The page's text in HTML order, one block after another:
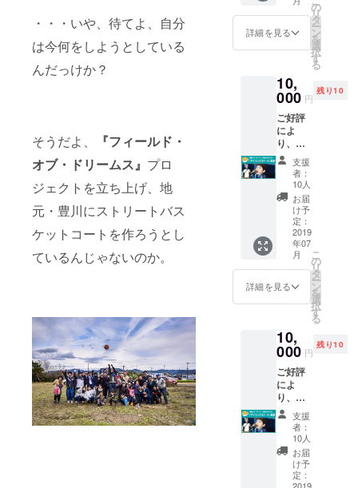
・・・いや、待てよ、自分
は今何をしようとしている
んだっけか？
そうだよ、
『フィールド・
オブ・ドリームス』 プロ
ジェクトを立ち上げ、地
元・豊川にストリートバス
ケットコートを作ろうとし
ているんじゃないのか。
ただき
送付ご
希望の
にお書
きくだ
さい。
す！ カ
き、必
見で
日
（木）
、１８
時３０
分～２
０時ま
で 指定
の日時
に、
『Phar
macy
Coffee
Lab』に
お集ま
りくだ
話をし
よう！
これか
対談
の、記
念すべ
き第一
回目に
参加し
ません
か！？
日時
2019年
8月2日
（金）
19時
~20時
30分 ＠
Pharma
cy
Coffee
Labの上
（株）
TDXの
新しい
オフィ
スにて
ントだ
けれ
ど、
たりの
アレン
ジも可
能。 あ
なただ
けの特
別な１
枚を一
緒に作
りま
しょ
う！ ＠
Pharma
Coffee
Labの上
の階、
オフィ
スにて
７月３
日
（水）
１９
時ス
ター
ト。
時間半
のアナ
ウンス
スクー
ルをし
人前で
喋ると
きに気
をつけ
るべき
ことと
は？ 対
話相手
から話
を上手
に引き
出すに
は？ 喋
りの
「間」
とは？
などな
関する
基礎を
お伝え
しま
す。 ＠
Pharma
cy
Coffee
Labの上
の階、
（株）
TDXの
詳細を見る
の
リ
タ
ー
ン
を
選
択
す
る
10,
000 円
残り10
ご好評
によ
り、追
加させ
ていた
だきま
す！ 第
2回、美
味しい
コー
ヒーを
飲みな
がら、
「アナ
ウンス
スクー
講！ 僕
小林拓
一郎
が、
「伝え
るため
に必要
な３つ
のこ
と」を
テーマ
に、１
支援
者：
10人
お届
け予
定：
2019
年07
月
詳細を見る
こ
の
リ
タ
ー
ン
を
選
択
す
る
10,
000 円
残り10
ご好評
によ
り、さ
らに追
加させ
ていた
だきま
す！ 第
3回、美
支援
者：
10人
お届
け予
定：
2019